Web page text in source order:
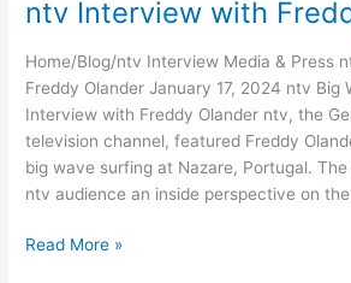
ntv Interview with
Home/Blog/ntv Interview Media & Press
Freddy Olander January 17, 2024 ntv Big
Interview with Freddy Olander ntv, the
television channel, featured Freddy
big wave surfing at Nazare, Portugal.
ntv audience an inside perspective on
ntv
Read More »